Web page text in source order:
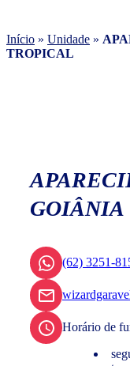
Início » Unidade »
TROPICAL
GOIÂNIA
(62) 3251-
Horário de